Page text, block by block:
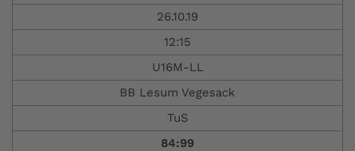
26.10.19
12:15
U16M-LL
BB Lesum Vegesack
TuS
84:99